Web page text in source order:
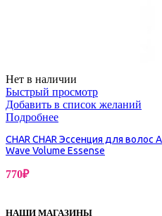
Нет в наличии
Быстрый просмотр
Добавить в список желаний
Подробнее
CHAR CHAR Эссенция для
Wave Volume Essense
770₽
НАШИ МАГАЗИНЫ